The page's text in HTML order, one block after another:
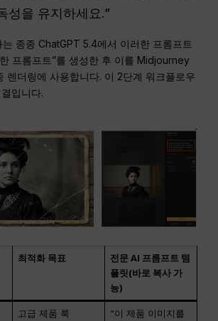
성을 유지하세요.”
종종 ChatGPT 5.4에서 이러한 프롬프트
프롬프트”를 생성한 후 이를 Midjourney
렌더링에 사용합니다. 이 2단계 워크플로우
입니다.
최적화 목표
전문 AI 프롬프트 템
플릿(바로 복사 가
능)
고급 제품 룩
“이 제품 이미지를